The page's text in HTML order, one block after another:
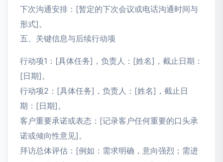
下次沟通安排：[暂定的下次会议或电话沟通时间与
形式]。
五、关键信息与后续行动项
行动项1：[具体任务]，负责人：[姓名]，截止日期：
[日期]。
行动项2：[具体任务]，负责人：[姓名]，截止日
期：[日期]。
客户重要承诺或表态：[记录客户任何重要的口头承
诺或倾向性意见]。
拜访总体评估：[例如：需求明确，意向强烈；需进